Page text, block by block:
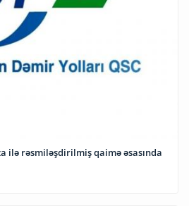
ilə rəsmiləşdirilmiş qaimə əsasında